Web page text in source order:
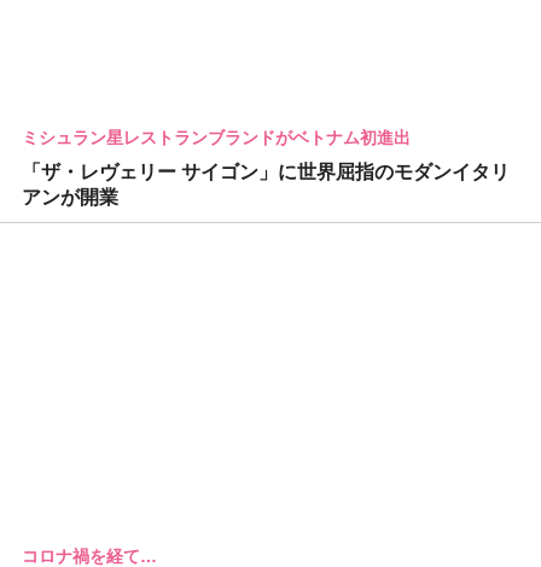
ミシュラン星レストランブランドがベトナム初進出
「ザ・レヴェリー サイゴン」に世界屈指のモダンイタリ
アンが開業
コロナ禍を経て…